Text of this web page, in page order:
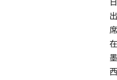
日
出
席
在
墨
西